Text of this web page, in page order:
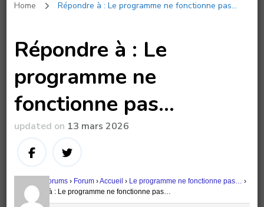
Home Répondre à : Le programme ne fonctionne pas…
Répondre à : Le
programme ne
fonctionne pas…
updated on 13 mars 2026
Forums › Forum ›Accueil › Le programme ne fonctionne pas…
›
Répondre à : Le programme ne fonctionne pas…